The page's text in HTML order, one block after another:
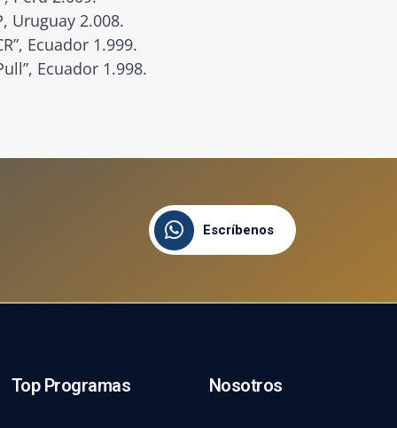
Uruguay 2.008.
Ecuador 1.999.
Ecuador 1.998.
Escríbenos
Top Programas Nosotros